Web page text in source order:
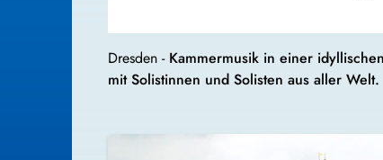
Dresden - Kammermusik in einer
mit Solistinnen und Solisten aus aller Welt.